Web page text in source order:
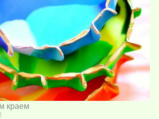
краем